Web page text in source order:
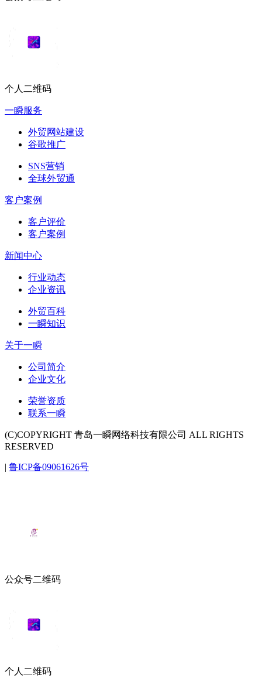
个人二维码
一瞬服务
外贸网站建设
谷歌推广
SNS营销
全球外贸通
客户案例
客户评价
客户案例
新闻中心
行业动态
企业资讯
外贸百科
一瞬知识
关于一瞬
公司简介
企业文化
荣誉资质
联系一瞬
(C)COPYRIGHT 青岛一瞬网络科技有限公司 ALL RIGHTS
RESERVED
| 鲁ICP备09061626号
公众号二维码
个人二维码